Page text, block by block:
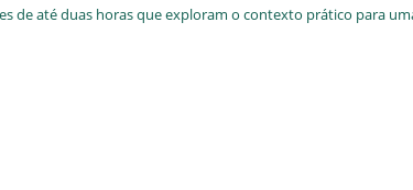
de até duas horas que exploram o contexto prático para